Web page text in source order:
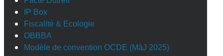
IP Box
Fiscalité & Ecologie
OBBBA
Modèle de convention OCDE (MàJ 2025)